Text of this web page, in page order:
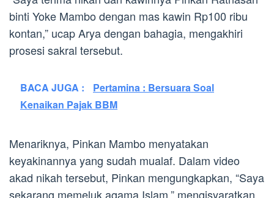
binti Yoke Mambo dengan mas kawin Rp100 ribu
kontan,” ucap Arya dengan bahagia, mengakhiri
prosesi sakral tersebut.
BACA JUGA :
Pertamina : Bersuara Soal
Kenaikan Pajak BBM
Menariknya, Pinkan Mambo menyatakan
keyakinannya yang sudah mualaf. Dalam video
akad nikah tersebut, Pinkan mengungkapkan, “Saya
sekarang memeluk agama Islam,” mengisyaratkan